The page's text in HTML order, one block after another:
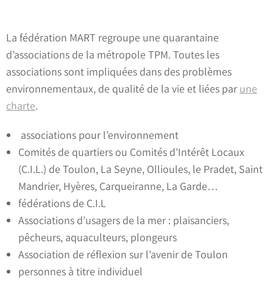
La fédération MART regroupe une quarantaine
d’associations de la métropole TPM. Toutes les
associations sont impliquées dans des problèmes
environnementaux, de qualité de la vie et liées par une
charte.
associations pour l’environnement
Comités de quartiers ou Comités d’Intérêt Locaux
(C.I.L.) de Toulon, La Seyne, Ollioules, le Pradet, Saint
Mandrier, Hyères, Carqueiranne, La Garde…
fédérations de C.I.L
Associations d’usagers de la mer : plaisanciers,
pêcheurs, aquaculteurs, plongeurs
Association de réflexion sur l’avenir de Toulon
personnes à titre individuel